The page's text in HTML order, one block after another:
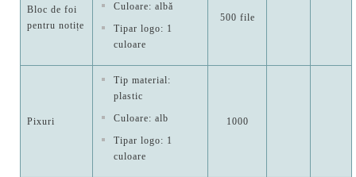
Bloc de foi
pentru notițe
Culoare: albă
Tipar logo: 1
culoare
500 file
Pixuri
Tip material:
plastic
Culoare: alb
Tipar logo: 1
culoare
1000